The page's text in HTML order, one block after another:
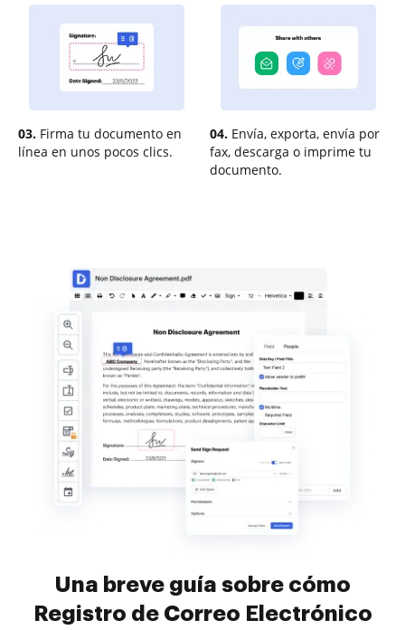
03. Firma tu documento en
línea en unos pocos clics.
04. Envía, exporta, envía por
fax, descarga o imprime tu
documento.
Una breve guía sobre cómo
Registro de Correo Electrónico